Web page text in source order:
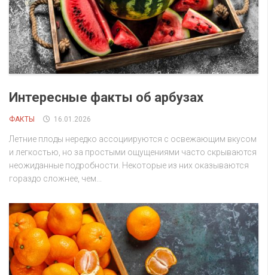
Интересные факты об арбузах
ФАКТЫ 16.01.2026
Летние плоды нередко ассоциируются с освежающим вкусом
и легкостью, но за простыми ощущениями часто скрываются
неожиданные подробности. Некоторые из них оказываются
гораздо сложнее, чем...